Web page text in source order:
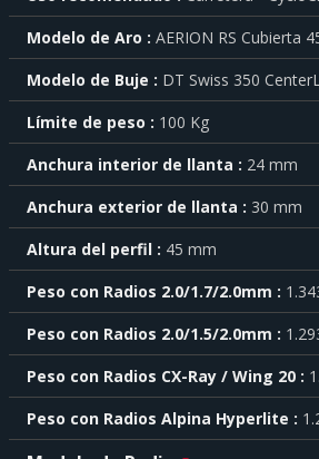
más
sobre
cada
característica
haga
click
sobre
símbolo
.
También
mostrar
toda
información.
Modelo de Aro
AERION RS Cubierta
Modelo de Buje
DT Swiss 350
Límite de peso
100 Kg
Anchura interior de llanta
24 mm
Anchura exterior de llanta
30 mm
Altura del perfil
45 mm
Peso con Radios 2.0/1.7/2.0mm
Peso con Radios 2.0/1.5/2.0mm
Peso con Radios CX-Ray / Wing 20
Peso con Radios Alpina Hyperlite